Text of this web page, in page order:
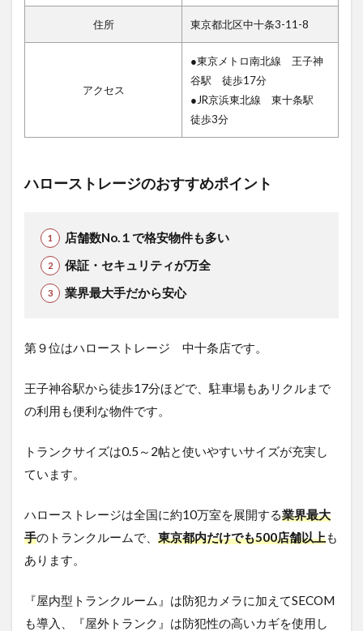
住所 東京都北区中十条3-11-8
アクセス
●東京メトロ南北線 王子神
谷駅 徒歩17分
●JR京浜東北線 東十条駅
徒歩3分
ハローストレージのおすすめポイント
店舗数No.１で格安物件も多い
保証・セキュリティが万全
業界最大手だから安心
第９位はハローストレージ 中十条店です。
王子神谷駅から徒歩17分ほどで、駐車場もあリクルまで
の利用も便利な物件です。
トランクサイズは0.5～2帖と使いやすいサイズが充実し
ています。
ハローストレージは全国に約10万室を展開する業界最大
手のトランクルームで、 東京都内だけでも500店舗以上も
あります。
『屋内型トランクルーム』は防犯カメラに加えてSECOM
も導入、『屋外トランク』は防犯性の高いカギを使用し